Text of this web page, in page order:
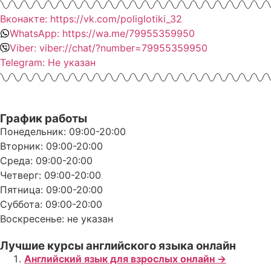
Вконакте: https://vk.com/poliglotiki_32
WhatsApp: https://wa.me/79955359950
Viber: viber://chat/?number=79955359950
Telegram: Не указан
График работы
Понедельник: 09:00-20:00
Вторник: 09:00-20:00
Среда: 09:00-20:00
Четверг: 09:00-20:00
Пятница: 09:00-20:00
Суббота: 09:00-20:00
Воскресенье: не указан
Лучшие курсы английского языка онлайн
Английский язык для взрослых онлайн ->